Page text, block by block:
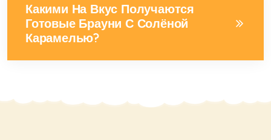
Какими На Вкус Получаются
Готовые Брауни С Солёной
Карамелью?